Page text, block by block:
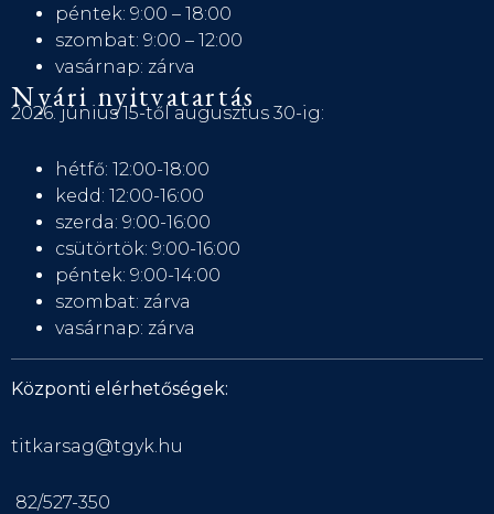
péntek: 9:00 – 18:00
szombat: 9:00 – 12:00
vasárnap: zárva
Nyári nyitvatartás
2026. június 15-től augusztus 30-ig:
hétfő: 12:00-18:00
kedd: 12:00-16:00
szerda: 9:00-16:00
csütörtök: 9:00-16:00
péntek: 9:00-14:00
szombat: zárva
vasárnap: zárva
Központi elérhetőségek:
titkarsag@tgyk.hu
82/527-350